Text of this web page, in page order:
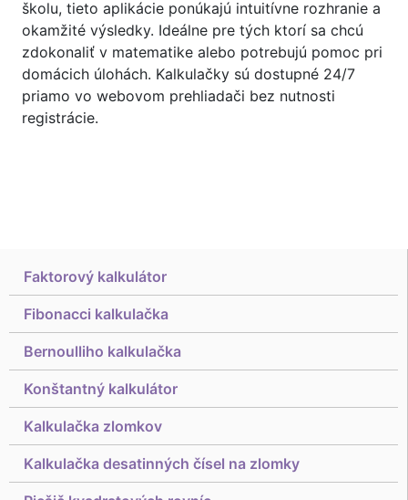
Faktorový kalkulátor
Fibonacci kalkulačka
Bernoulliho kalkulačka
Konštantný kalkulátor
Kalkulačka zlomkov
Kalkulačka desatinných čísel na zlomky
školu, tieto aplikácie ponúkajú intuitívne rozhranie a
okamžité výsledky. Ideálne pre tých ktorí sa chcú
zdokonaliť v matematike alebo potrebujú pomoc pri
domácich úlohách. Kalkulačky sú dostupné 24/7
priamo vo webovom prehliadači bez nutnosti
registrácie.